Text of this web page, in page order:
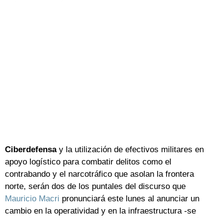
Ciberdefensay la utilización de efectivos militares en
apoyo logístico para combatir delitos como el
contrabando y el narcotráfico que asolan la frontera
norte, serán dos de los puntales del discurso que
Mauricio Macri pronunciará este lunes al anunciar un
cambio en la operatividad y en la infraestructura -se